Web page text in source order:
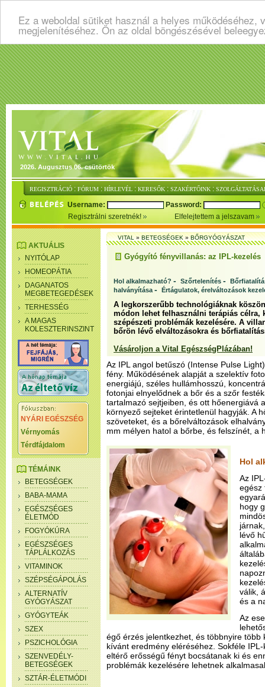
Ez a weboldal sütiket használ a helyes
megjelenítéséhez. Ön az oldal böngészésével
2026. Augusztus 06. csütörtök
REGISZTRÁCIÓ : FÓRUM : HÍRLEVÉL : KERESŐK : SZAKÉRTŐINK :
Username:
Password:
Regisztrálni szeretnék!
Elfelejtettem a jelszavam
AKTUÁLIS
NYITÓLAP
HOMEOPÁTIA
DAGANATOS
MEGBETEGEDÉSEK
TERHESSÉG
A MAGAS
KOLESZTERINSZINT
NYÁRI EGÉSZSÉG
Vérnyomás
Térdfájdalom
TÉMÁINK
BETEGSÉGEK
BABA-MAMA
EGÉSZSÉGES
ÉLETMÓD
FOGYÓKÚRA
EGÉSZSÉGES
TÁPLÁLKOZÁS
VITAMINOK
SZÉPSÉGÁPOLÁS
ALTERNATÍV
GYÓGYÁSZAT
GYÓGYTEÁK
SZEX
PSZICHOLÓGIA
SZENVEDÉLY-
BETEGSÉGEK
SZTÁR-ÉLETMÓDI
VITAL»BETEGSÉGEK»BŐRGYÓGYÁSZAT
Gyógyító fényvillanás: az IPL-kezelés
Hol alkalmazható? - Szőrtelenítés -
halványítása - Értágulatok, érelváltozások
A legkorszerűbb technológiáknak
módon lehet felhasználni terápiás célra,
szépészeti problémák kezelésére. A
bőrön lévő elváltozásokra és
Vásároljon a Vital EgészségPlázában!
Az IPL angol betűszó (Intense Pulse
fény. Működésének alapját a szelektív
energiájú, széles hullámhosszú,
fotonjai elnyelődnek a bőr és a szőr
tartalmazó sejtjeiben, és ott hőenergiává
környező sejteket érintetlenül hagyják. A
szöveteket, és a bőrelváltozások
mm mélyen hatol a bőrbe, és felszínét, a
Hol
Az
egész
hogy
lévő
válik,
és a
Az
égő érzés jelentkezhet, és többnyire több
kívánt eredmény eléréséhez. Sokféle
eltérő erősségű fényt bocsátanak ki és
problémák kezelésére lehetnek